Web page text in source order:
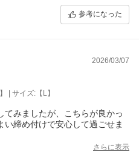
へは、別途メールにてご対応させて
参考になった
2026/03/07
| サイズ:【L】
みましたが、こちらが良かっ
締め付けで安心して過ごせま
さらに表示